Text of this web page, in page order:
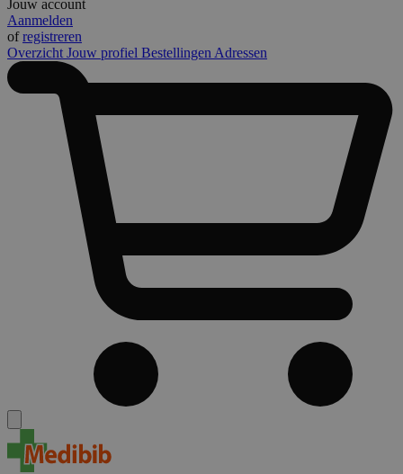
Jouw account
Aanmelden
ofregistreren
Overzicht Jouw profiel Bestellingen Adressen